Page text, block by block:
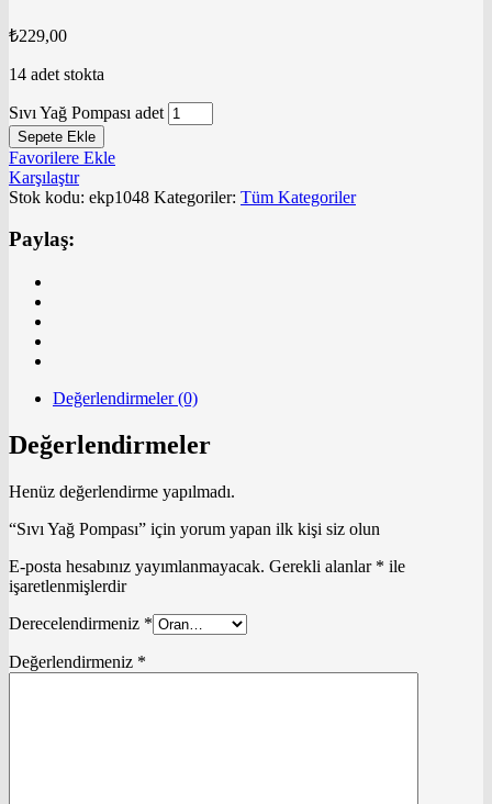
₺229,00
14 adet stokta
Sıvı Yağ Pompası adet
Sepete Ekle
Favorilere Ekle
Karşılaştır
Stok kodu: ekp1048 Kategoriler: Tüm Kategoriler
Paylaş:
Değerlendirmeler (0)
Değerlendirmeler
Henüz değerlendirme yapılmadı.
“Sıvı Yağ Pompası” için yorum yapan ilk kişi siz olun
E-posta hesabınız yayımlanmayacak. Gerekli alanlar * ile
işaretlenmişlerdir
Derecelendirmeniz *
Değerlendirmeniz *